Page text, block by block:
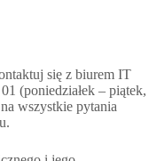
się z biurem IT
(poniedziałek – piątek,
wszystkie pytania